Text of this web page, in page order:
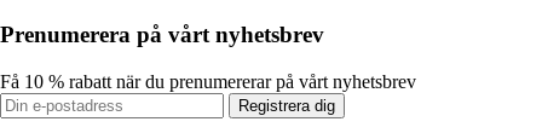
Prenumerera på vårt nyhetsbrev
Få 10 % rabatt när du prenumererar på vårt nyhetsbrev
Registrera dig